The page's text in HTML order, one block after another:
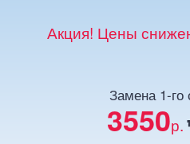
Акция! Цены
Замена 1-го
3550р.